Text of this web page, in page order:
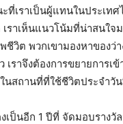
ที่เราเป็นผู้แทนในประเ
าเห็นแนวโน้มที่น่าสนใจ
วิต พวกเขามองหาของว่
เราจึงต้องการขยายการ
นสถานที่ที่ใช้ชีวิตประจำวัน
ป็นอีก 1 ปีที่ จัดมอบราง